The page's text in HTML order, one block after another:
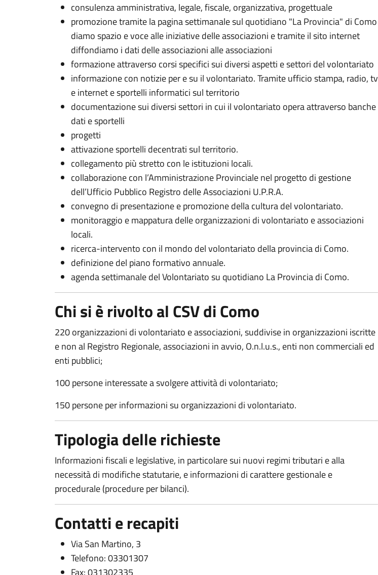
consulenza amministrativa, legale, fiscale, organizzativa, progettuale
promozione tramite la pagina settimanale sul quotidiano "La Provincia" di Como
diamo spazio e voce alle iniziative delle associazioni e tramite il sito internet
diffondiamo i dati delle associazioni alle associazioni
formazione attraverso corsi specifici sui diversi aspetti e settori del volontariato
informazione con notizie per e su il volontariato. Tramite ufficio stampa, radio, tv
e internet e sportelli informatici sul territorio
documentazione sui diversi settori in cui il volontariato opera attraverso banche
dati e sportelli
progetti
attivazione sportelli decentrati sul territorio.
collegamento più stretto con le istituzioni locali.
collaborazione con l’Amministrazione Provinciale nel progetto di gestione
dell’Ufficio Pubblico Registro delle Associazioni U.P.R.A.
convegno di presentazione e promozione della cultura del volontariato.
monitoraggio e mappatura delle organizzazioni di volontariato e associazioni
locali.
ricerca-intervento con il mondo del volontariato della provincia di Como.
definizione del piano formativo annuale.
agenda settimanale del Volontariato su quotidiano La Provincia di Como.
Chi si è rivolto al CSV di Como
220 organizzazioni di volontariato e associazioni, suddivise in organizzazioni iscritte
e non al Registro Regionale, associazioni in avvio, O.n.l.u.s., enti non commerciali ed
enti pubblici;
100 persone interessate a svolgere attività di volontariato;
150 persone per informazioni su organizzazioni di volontariato.
Tipologia delle richieste
Informazioni fiscali e legislative, in particolare sui nuovi regimi tributari e alla
necessità di modifiche statutarie, e informazioni di carattere gestionale e
procedurale (procedure per bilanci).
Contatti e recapiti
Via San Martino, 3
Telefono: 03301307
Fax: 031302335